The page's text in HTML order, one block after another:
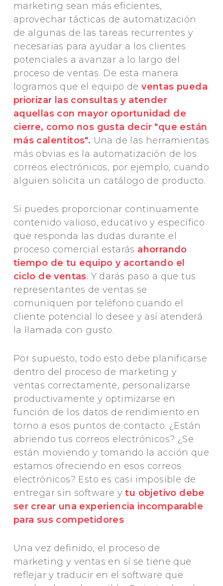
marketing sean más eficientes,
aprovechar tácticas de automatización
de algunas de las tareas recurrentes y
necesarias para ayudar a los clientes
potenciales a avanzar a lo largo del
proceso de ventas. De esta manera
logramos que el equipo deventas pueda
priorizar las consultas y atender
aquellas con mayor oportunidad de
cierre, como nos gusta decir "que están
más calentitos". Una de las herramientas
más obvias es la automatización de los
correos electrónicos, por ejemplo, cuando
alguien solicita un catálogo de producto.
Si puedes proporcionar continuamente
contenido valioso, educativo y específico
que responda las dudas durante el
proceso comercial estarás ahorrando
tiempo de tu equipo y acortando el
ciclo de ventas. Y darás paso a que tus
representantes de ventas se
comuniquen por teléfono cuando el
cliente potencial lo desee y así atenderá
la llamada con gusto.
Por supuesto, todo esto debe planificarse
dentro del proceso de marketing y
ventas correctamente, personalizarse
productivamente y optimizarse en
función de los datos de rendimiento en
torno a esos puntos de contacto. ¿Están
abriendo tus correos electrónicos? ¿Se
están moviendo y tomando la acción que
estamos ofreciendo en esos correos
electrónicos? Esto es casi imposible de
entregar sin software ytu objetivo debe
ser crear una experiencia incomparable
para sus competidores
Una vez definido, el proceso de
marketing y ventas en sí se tiene que
reflejar y traducir en el software que